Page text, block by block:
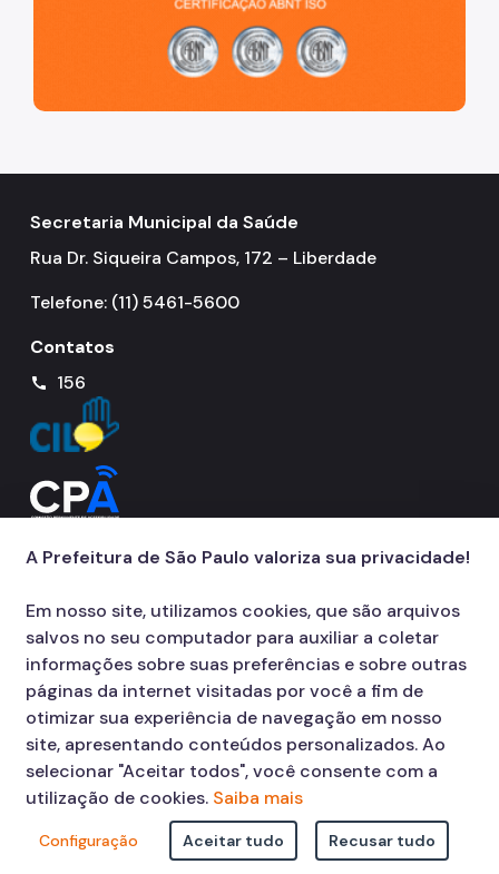
Secretaria Municipal da Saúde
Rua Dr. Siqueira Campos, 172 – Liberdade
Telefone: (11) 5461-5600
Contatos
call 156
© COPYRIGHT 2026,
Prefeitura Municipal de São Paulo Viaduto do Cha,
15 - Centro - CEP: 01002-020
A Prefeitura de São Paulo valoriza sua privacidade!
Em nosso site, utilizamos cookies, que são arquivos
salvos no seu computador para auxiliar a coletar
informações sobre suas preferências e sobre outras
páginas da internet visitadas por você a fim de
otimizar sua experiência de navegação em nosso
site, apresentando conteúdos personalizados. Ao
selecionar "Aceitar todos", você consente com a
utilização de cookies. Saiba mais
Configuração Aceitar tudo Recusar tudo